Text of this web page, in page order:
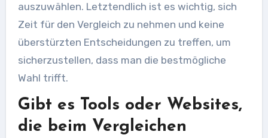
auszuwählen. Letztendlich ist es wichtig, sich
Zeit für den Vergleich zu nehmen und keine
überstürzten Entscheidungen zu treffen, um
sicherzustellen, dass man die bestmögliche
Wahl trifft.
Gibt es Tools oder Websites,
die beim Vergleichen